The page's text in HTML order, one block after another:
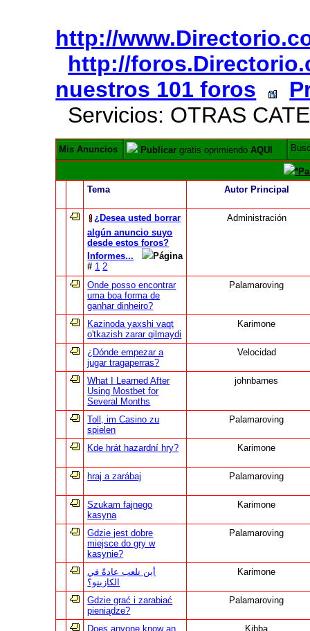
http://
http://
nuestros 101 foros
Servicios: OTRAS
Mis Anuncios Publicar gratis oprimiendoAQUI
Tema
Autor Principal
¿Desea usted borrar
algún anuncio suyo
desde estos foros?
Informes...
Página
# 1 2
Administración
Onde posso encontrar
uma boa forma de
ganhar dinheiro?
Palamaroving
Kazinoda yaxshi vaqt
o'tkazish zarar qilmaydi
Karimone
¿Dónde empezar a
jugar tragaperras?
Velocidad
What I Learned After
Using Mostbet for
Several Months
johnbarnes
Toll, im Casino zu
spielen
Palamaroving
Kde hrát hazardní hry? Karimone
hraj a zarábaj Palamaroving
Szukam fajnego
kasyna
Karimone
Gdzie jest dobre
miejsce do gry w
kasynie?
Palamaroving
أين تلعب عادةً في
الكازينو؟
Karimone
Gdzie grać i zarabiać
pieniądze?
Palamaroving
Does anyone know an
Kibba